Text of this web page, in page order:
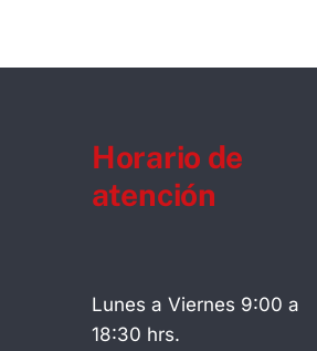
Horario de
atención
Lunes a Viernes 9:00 a
18:30 hrs.